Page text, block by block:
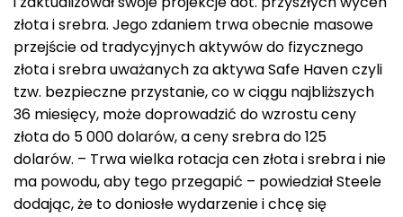
złota i srebra. Jego zdaniem trwa obecnie masowe
przejście od tradycyjnych aktywów do fizycznego
złota i srebra uważanych za aktywa Safe Haven czyli
tzw. bezpieczne przystanie, co w ciągu najbliższych
36 miesięcy, może doprowadzić do wzrostu ceny
złota do 5 000 dolarów, a ceny srebra do 125
dolarów. – Trwa wielka rotacja cen złota i srebra i nie
ma powodu, aby tego przegapić – powiedział Steele
dodając, że to doniosłe wydarzenie i chcę się